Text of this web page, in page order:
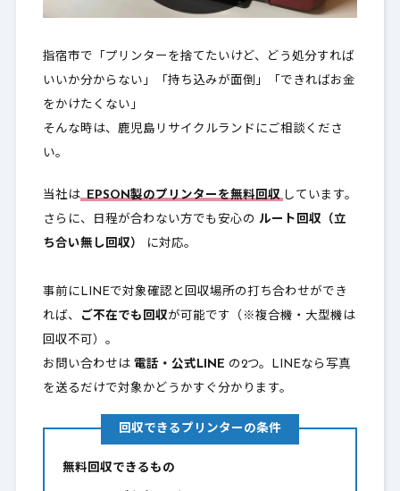
指宿市で「プリンターを捨てたいけど、どう処分すれば
いいか分からない」「持ち込みが面倒」「できればお金
をかけたくない」
そんな時は、鹿児島リサイクルランドにご相談くださ
い。
当社は EPSON製のプリンターを無料回収 しています。
さらに、日程が合わない方でも安心の ルート回収（立
ち合い無し回収） に対応。
事前にLINEで対象確認と回収場所の打ち合わせができ
れば、 ご不在でも回収が可能です（※複合機・大型機は
回収不可）。
お問い合わせは 電話・公式LINE の2つ。LINEなら写真
を送るだけで対象かどうかすぐ分かります。
回収できるプリンターの条件
無料回収できるもの